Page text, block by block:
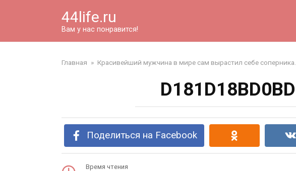
44life.ru
Вам у нас понравится!
Главная » Красивейший мужчина в мире сам вырастил себе
Поделиться на Facebook
Время чтения